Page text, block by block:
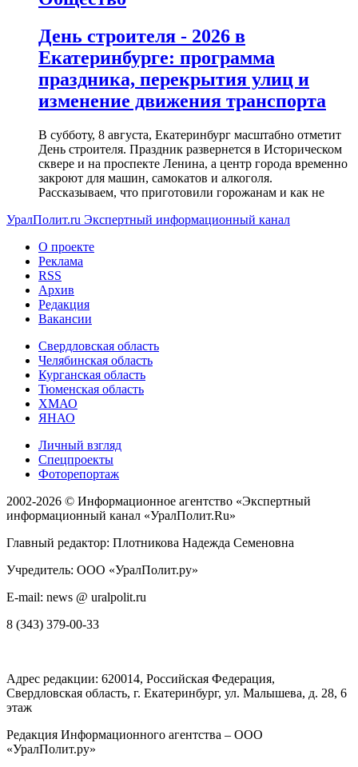
День строителя - 2026 в
Екатеринбурге: программа
праздника, перекрытия улиц и
изменение движения транспорта
В субботу, 8 августа, Екатеринбург масштабно отметит
День строителя. Праздник развернется в Историческом
сквере и на проспекте Ленина, а центр города временно
закроют для машин, самокатов и алкоголя.
Рассказываем, что приготовили горожанам и как не
УралПолит.ru Экспертный информационный канал
О проекте
Реклама
RSS
Архив
Редакция
Вакансии
Свердловская область
Челябинская область
Курганская область
Тюменская область
ХМАО
ЯНАО
Личный взгляд
Спецпроекты
Фоторепортаж
2002-2026 © Информационное агентство «Экспертный
информационный канал «УралПолит.Ru»
Главный редактор: Плотникова Надежда Семеновна
Учредитель: ООО «УралПолит.ру»
E-mail: news @ uralpolit.ru
8 (343) 379-00-33
Адрес редакции: 620014, Российская Федерация,
Свердловская область, г. Екатеринбург, ул. Малышева, д. 28, 6
этаж
Редакция Информационного агентства – ООО
«УралПолит.ру»